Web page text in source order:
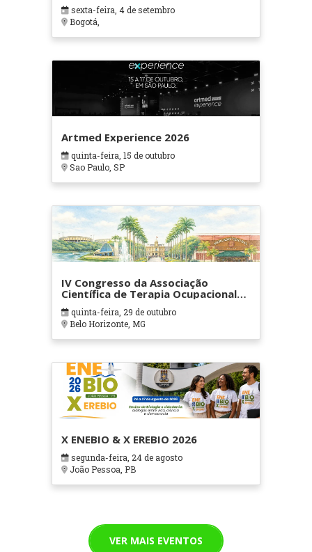
sexta-feira, 4 de setembro
Bogotá,
Artmed Experience 2026
quinta-feira, 15 de outubro
Sao Paulo, SP
IV Congresso da Associação
Científica de Terapia Ocupacional
em Contextos Hospitalares e
Cuidados Paliativos - ATOHOSP
quinta-feira, 29 de outubro
Belo Horizonte, MG
X ENEBIO & X EREBIO 2026
segunda-feira, 24 de agosto
João Pessoa, PB
VER MAIS EVENTOS